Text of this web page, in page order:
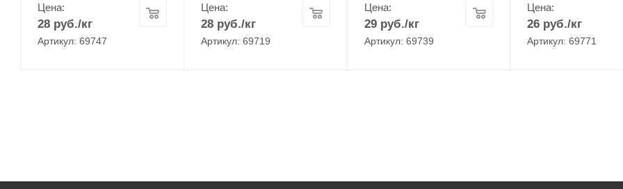
Цена:
28 руб./кг
Артикул: 69747
Цена:
28руб./кг
Артикул: 69719
Цена:
29руб./кг
Артикул: 69739
Цена:
26 руб./кг
Артикул: 69771